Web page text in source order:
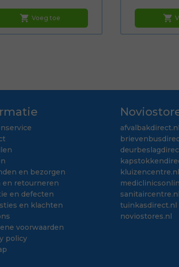
shopping_cart Voeg toe shopping_cart
en bezorgen
en retourneren
en defecten
en klachten
voorwaarden
policy
afvalbakdirect.nl
kluizencentre.nl
sanitaircentre.nl
tuinkasdirect.nl
noviostores.nl